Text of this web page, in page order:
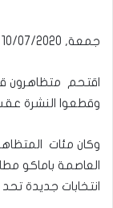
جمعة, 10/07/2020 –
اقتحم متظاهرون
وقطعوا النشرة
وكان مئات
العاصمة باماكو
انتخابات جديدة